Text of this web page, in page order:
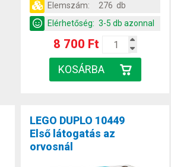
Elemszám:
276 db
Elérhetőség: 3-5 db azonnal
8 700 Ft
LEGO DUPLO 10449
Első látogatás az
orvosnál